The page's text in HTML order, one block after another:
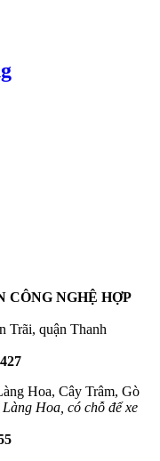
CÔNG NGHỆ HỢP
Trãi, quận Thanh
Hoa, Cây Trâm, Gò
Hoa, có chỗ để xe